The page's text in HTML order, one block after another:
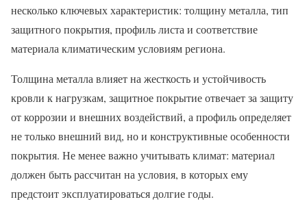
несколько ключевых характеристик: толщину металла, тип
защитного покрытия, профиль листа и соответствие
материала климатическим условиям региона.
Толщина металла влияет на жесткость и устойчивость
кровли к нагрузкам, защитное покрытие отвечает за защиту
от коррозии и внешних воздействий, а профиль определяет
не только внешний вид, но и конструктивные особенности
покрытия. Не менее важно учитывать климат: материал
должен быть рассчитан на условия, в которых ему
предстоит эксплуатироваться долгие годы.